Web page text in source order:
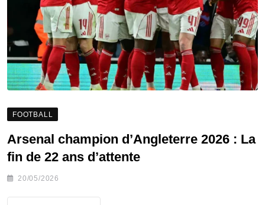
FOOTBALL
Arsenal champion d’Angleterre 2026 : La
fin de 22 ans d’attente
20/05/2026